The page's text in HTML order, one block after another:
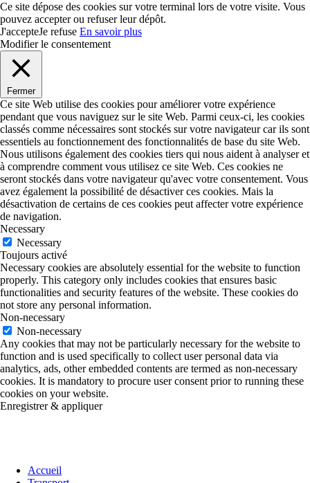
Ce site dépose des cookies sur votre terminal lors de votre visite. Vous
pouvez accepter ou refuser leur dépôt.
J'accepteJe refuse En savoir plus
Modifier le consentement
Fermer
Ce site Web utilise des cookies pour améliorer votre expérience
pendant que vous naviguez sur le site Web. Parmi ceux-ci, les cookies
classés comme nécessaires sont stockés sur votre navigateur car ils sont
essentiels au fonctionnement des fonctionnalités de base du site Web.
Nous utilisons également des cookies tiers qui nous aident à analyser et
à comprendre comment vous utilisez ce site Web. Ces cookies ne
seront stockés dans votre navigateur qu'avec votre consentement. Vous
avez également la possibilité de désactiver ces cookies. Mais la
désactivation de certains de ces cookies peut affecter votre expérience
de navigation.
Necessary
Necessary
Toujours activé
Necessary cookies are absolutely essential for the website to function
properly. This category only includes cookies that ensures basic
functionalities and security features of the website. These cookies do
not store any personal information.
Non-necessary
Non-necessary
Any cookies that may not be particularly necessary for the website to
function and is used specifically to collect user personal data via
analytics, ads, other embedded contents are termed as non-necessary
cookies. It is mandatory to procure user consent prior to running these
cookies on your website.
Enregistrer & appliquer
Accueil